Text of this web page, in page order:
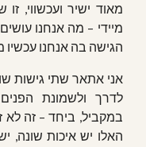
מאוד ישיר ועכשווי,
מיידי – מה אנחנו
הגישה בה אנחנו עכשיו
אני אתאר שתי גישות
לדרך ולשמונת
במקביל, ביחד – זה לא
האלו יש איכות שונה,